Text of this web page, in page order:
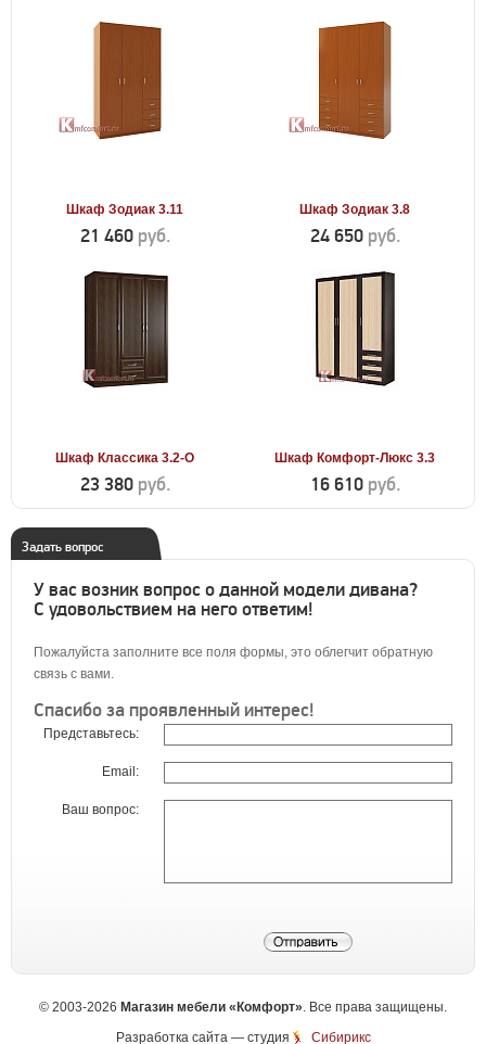
Шкаф Зодиак 3.11
21 460 руб.
Шкаф Зодиак 3.8
24 650 руб.
Шкаф Классика 3.2-О
23 380 руб.
Шкаф Комфорт-Люкс 3.3
16 610 руб.
Задать вопрос
У вас возник вопрос о данной модели дивана?
С удовольствием на него ответим!
Пожалуйста заполните все поля формы, это облегчит обратную
связь с вами.
Спасибо за проявленный интерес!
Представьтесь:
Email:
Ваш вопрос:
© 2003-2026 Магазин мебели «Комфорт». Все права защищены.
Разработка сайта— студия Сибирикс